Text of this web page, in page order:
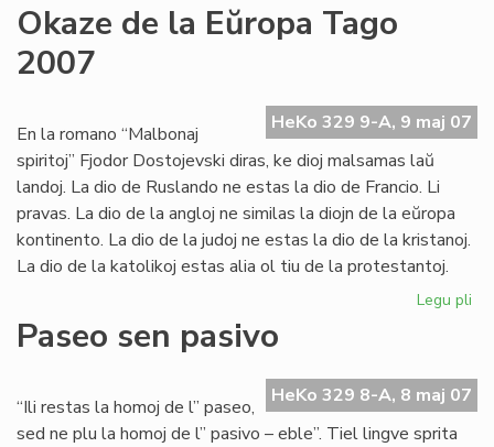
Okaze de la Eŭropa Tago
2007
HeKo 329 9-A, 9 maj 07
En la romano “Malbonaj
spiritoj” Fjodor Dostojevski diras, ke dioj malsamas laŭ
landoj. La dio de Ruslando ne estas la dio de Francio. Li
pravas. La dio de la angloj ne similas la diojn de la eŭropa
kontinento. La dio de la judoj ne estas la dio de la kristanoj.
La dio de la katolikoj estas alia ol tiu de la protestantoj.
Legu pli
Paseo sen pasivo
HeKo 329 8-A, 8 maj 07
“Ili restas la homoj de l” paseo,
sed ne plu la homoj de l” pasivo – eble”. Tiel lingve sprita